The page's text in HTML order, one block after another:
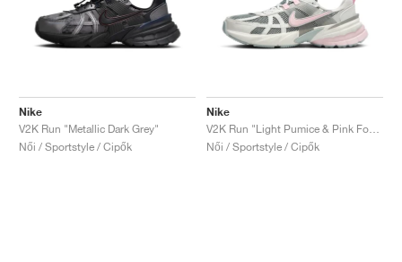
Nike
V2K Run "Metallic Dark Grey"
Női / Sportstyle / Cipők
Nike
Női / Sportstyle / Cipők